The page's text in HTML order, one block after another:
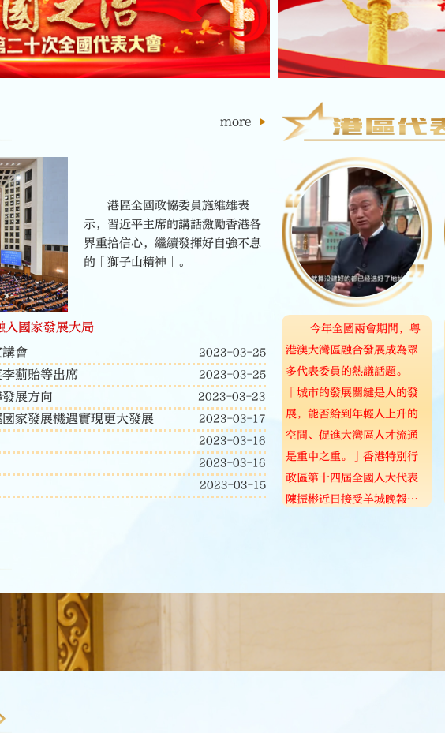
國人大常委會委員長講話
more
港區全國政協委員施維雄表
示，習近平主席的講話激勵香港各
界重拾信心，繼續發揮好自強不息
的「獅子山精神」。
國家發展大局
會
2023-03-25
薊貽等出席 2023-03-25
展方向 2023-03-23
家發展機遇實現更大發展 2023-03-17
2023-03-16
2023-03-16
2023-03-15
今年全國兩會期間，粵
港澳大灣區融合發展成為眾
多代表委員的熱議話題。
「城市的發展關鍵是人的發
展，能否給到年輕人上升的
空間、促進大灣區人才流通
是重中之重。」香港特別行
政區第十四屆全國人大代表
陳振彬近日接受羊城晚報記